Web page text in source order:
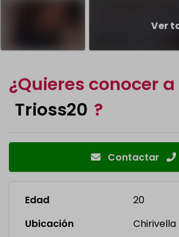
Ver
¿Quieres conocer a
Trioss20 ?
Contactar
Edad
20
Ubicación